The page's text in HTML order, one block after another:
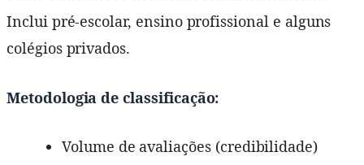
Inclui pré-escolar, ensino profissional e alguns
colégios privados.
Metodologia de classificação:
Volume de avaliações (credibilidade)